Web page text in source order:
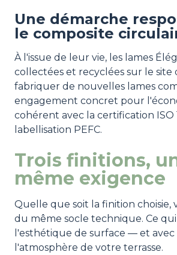
Une démarche
le composite
À l'issue de leur vie, les lames
collectées et recyclées sur le site
fabriquer de nouvelles lames
engagement concret pour
cohérent avec la certification ISO
labellisation PEFC.
Trois finitions,
même exigence
Quelle que soit la finition choisie,
du même socle technique. Ce
l'esthétique de surface — et avec
l'atmosphère de votre terrasse.